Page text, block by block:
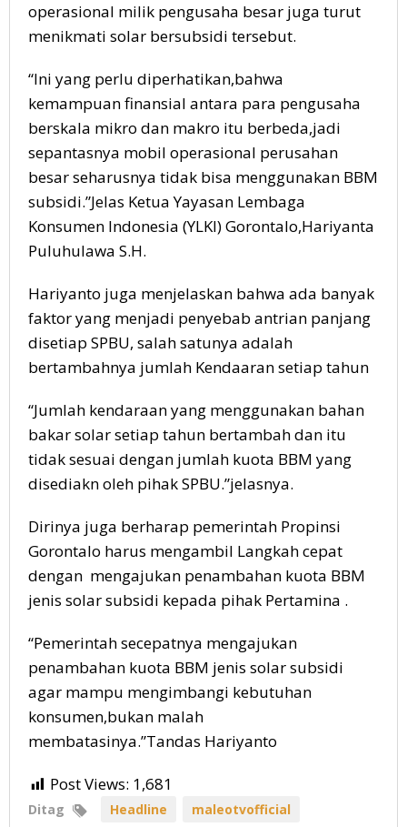
operasional milik pengusaha besar juga turut
menikmati solar bersubsidi tersebut.
“Ini yang perlu diperhatikan,bahwa
kemampuan finansial antara para pengusaha
berskala mikro dan makro itu berbeda,jadi
sepantasnya mobil operasional perusahan
besar seharusnya tidak bisa menggunakan BBM
subsidi.”Jelas Ketua Yayasan Lembaga
Konsumen Indonesia (YLKI) Gorontalo,Hariyanta
Puluhulawa S.H.
Hariyanto juga menjelaskan bahwa ada banyak
faktor yang menjadi penyebab antrian panjang
disetiap SPBU, salah satunya adalah
bertambahnya jumlah Kendaaran setiap tahun
“Jumlah kendaraan yang menggunakan bahan
bakar solar setiap tahun bertambah dan itu
tidak sesuai dengan jumlah kuota BBM yang
disediakn oleh pihak SPBU.”jelasnya.
Dirinya juga berharap pemerintah Propinsi
Gorontalo harus mengambil Langkah cepat
dengan mengajukan penambahan kuota BBM
jenis solar subsidi kepada pihak Pertamina .
“Pemerintah secepatnya mengajukan
penambahan kuota BBM jenis solar subsidi
agar mampu mengimbangi kebutuhan
konsumen,bukan malah
membatasinya.”Tandas Hariyanto
Post Views: 1,681
Ditag Headline
maleotvofficial